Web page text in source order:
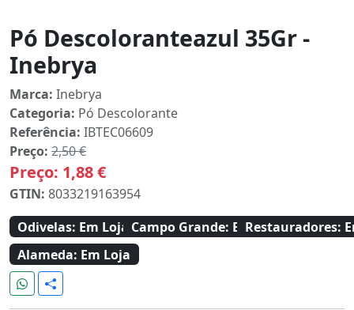
Pó Descoloranteazul 35Gr -
Inebrya
Marca: Inebrya
Categoria: Pó Descolorante
Referência: IBTEC06609
Preço: 2,50 €
Preço: 1,88 €
GTIN: 8033219163954
Odivelas: Em Loja Campo Grande: Em Loja
Restauradores:
Alameda: Em Loja